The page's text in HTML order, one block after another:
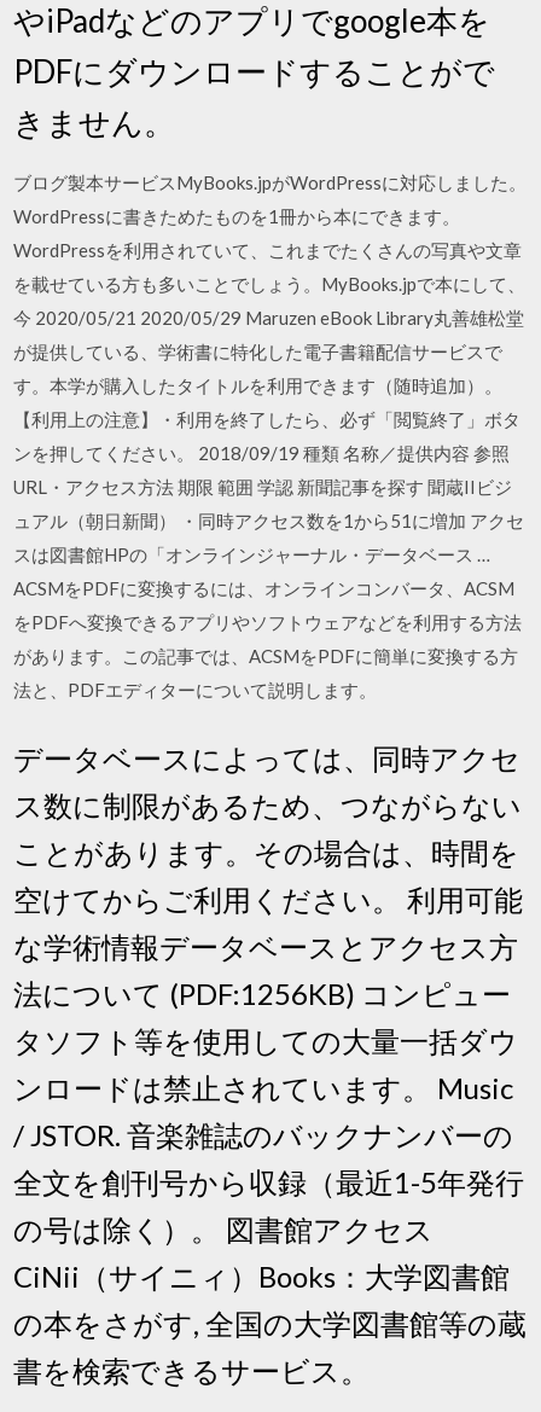
やiPadなどのアプリでgoogle本を
PDFにダウンロードすることがで
きません。
ブログ製本サービスMyBooks.jpがWordPressに対応しました。
WordPressに書きためたものを1冊から本にできます。
WordPressを利用されていて、これまでたくさんの写真や文章
を載せている方も多いことでしょう。MyBooks.jpで本にして、
今 2020/05/21 2020/05/29 Maruzen eBook Library丸善雄松堂
が提供している、学術書に特化した電子書籍配信サービスで
す。本学が購入したタイトルを利用できます（随時追加）。
【利用上の注意】・利用を終了したら、必ず「閲覧終了」ボタ
ンを押してください。 2018/09/19 種類 名称／提供内容 参照
URL・アクセス方法 期限 範囲 学認 新聞記事を探す 聞蔵IIビジ
ュアル（朝日新聞） ・同時アクセス数を1から51に増加 アクセ
スは図書館HPの「オンラインジャーナル・データベース …
ACSMをPDFに変換するには、オンラインコンバータ、ACSM
をPDFへ変換できるアプリやソフトウェアなどを利用する方法
があります。この記事では、ACSMをPDFに簡単に変換する方
法と、PDFエディターについて説明します。
データベースによっては、同時アクセ
ス数に制限があるため、つながらない
ことがあります。その場合は、時間を
空けてからご利用ください。 利用可能
な学術情報データベースとアクセス方
法について (PDF:1256KB) コンピュー
タソフト等を使用しての大量一括ダウ
ンロードは禁止されています。 Music
/ JSTOR. 音楽雑誌のバックナンバーの
全文を創刊号から収録（最近1-5年発行
の号は除く）。 図書館アクセス
CiNii（サイニィ）Books：大学図書館
の本をさがす, 全国の大学図書館等の蔵
書を検索できるサービス。